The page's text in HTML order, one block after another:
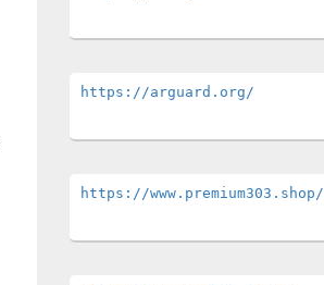
https://arguard.org/
https://www.premium303.shop/